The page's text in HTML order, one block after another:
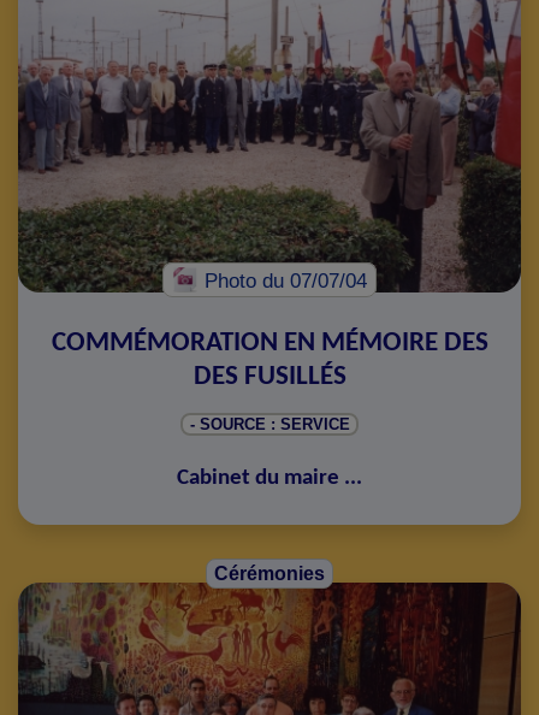
Photo du 07/07/04
COMMÉMORATION EN MÉMOIRE DES
DES FUSILLÉS
- SOURCE : SERVICE
Cabinet du maire ...
Cérémonies